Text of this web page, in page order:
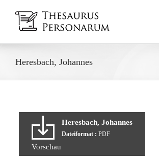
Inhalt
springen
Heresbach, Johannes
Heresbach, Johannes
Dateiformat : PDF
Vorschau